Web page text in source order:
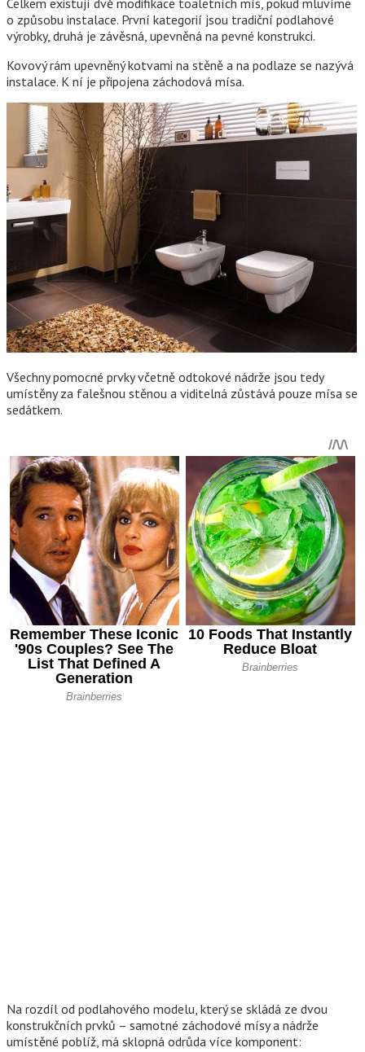
Celkem existují dvě modifikace toaletních mís, pokud mluvíme
o způsobu instalace. První kategorií jsou tradiční podlahové
výrobky, druhá je závěsná, upevněná na pevné konstrukci.
Kovový rám upevněný kotvami na stěně a na podlaze se nazývá
instalace. K ní je připojena záchodová mísa.
Všechny pomocné prvky včetně odtokové nádrže jsou tedy
umístěny za falešnou stěnou a viditelná zůstává pouze mísa se
sedátkem.
Na rozdíl od podlahového modelu, který se skládá ze dvou
konstrukčních prvků – samotné záchodové mísy a nádrže
umístěné poblíž, má sklopná odrůda více komponent: